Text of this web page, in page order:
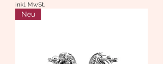
inkl. MwSt.
Neu